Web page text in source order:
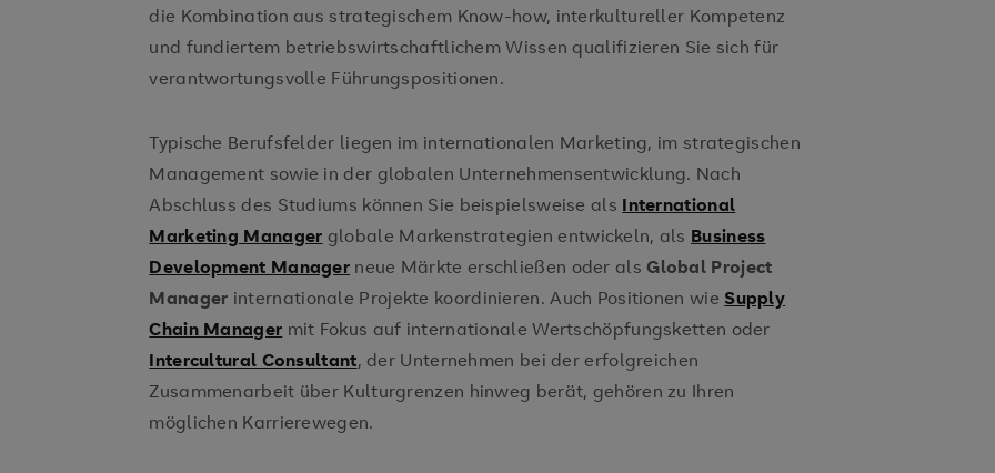
die Kombination aus strategischem Know-how, interkultureller Kompetenz
und fundiertem betriebswirtschaftlichem Wissen qualifizieren Sie sich für
verantwortungsvolle Führungspositionen.
Typische Berufsfelder liegen im internationalen Marketing, im strategischen
Management sowie in der globalen Unternehmensentwicklung. Nach
Abschluss des Studiums können Sie beispielsweise als International
Marketing Manager globale Markenstrategien entwickeln, als Business
Development Manager neue Märkte erschließen oder alsGlobal Project
Manager internationale Projekte koordinieren. Auch Positionen wie Supply
Chain Manager mit Fokus auf internationale Wertschöpfungsketten oder
Intercultural Consultant, der Unternehmen bei der erfolgreichen
Zusammenarbeit über Kulturgrenzen hinweg berät, gehören zu Ihren
möglichen Karrierewegen.